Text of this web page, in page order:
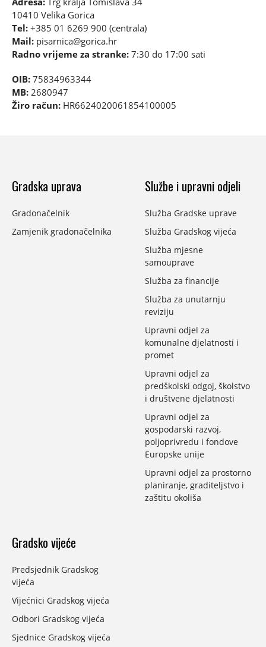
10410 Velika Gorica
Tel: +385 01 6269 900 (centrala)
Mail: pisarnica@gorica.hr
Radno vrijeme za stranke: 7:30 do 17:00 sati
OIB: 75834963344
MB: 2680947
Žiro račun: HR6624020061854100005
Gradska uprava
Gradonačelnik
Zamjenik gradonačelnika
Službe i upravni odjeli
Služba Gradske uprave
Služba Gradskog vijeća
Služba mjesne
samouprave
Služba za financije
Služba za unutarnju
reviziju
Upravni odjel za
komunalne djelatnosti i
promet
Upravni odjel za
predškolski odgoj, školstvo
i društvene djelatnosti
Upravni odjel za
gospodarski razvoj,
poljoprivredu i fondove
Europske unije
Upravni odjel za prostorno
planiranje, graditeljstvo i
zaštitu okoliša
Gradsko vijeće
Predsjednik Gradskog
vijeća
Vijećnici Gradskog vijeća
Odbori Gradskog vijeća
Sjednice Gradskog vijeća